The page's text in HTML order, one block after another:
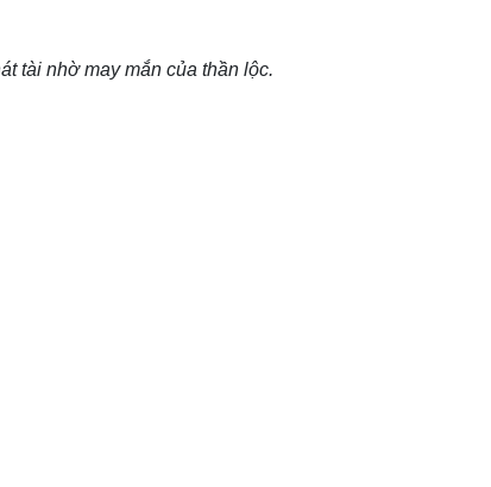
tài nhờ may mắn của thần lộc.